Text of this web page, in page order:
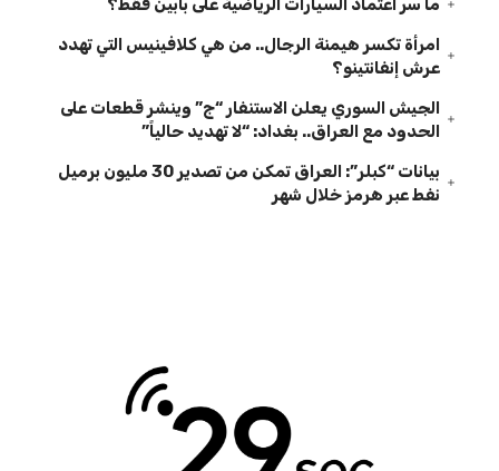
ما سر اعتماد السيارات الرياضية على بابين فقط؟
امرأة تكسر هيمنة الرجال.. من هي كلافينيس التي تهدد
عرش إنفانتينو؟
الجيش السوري يعلن الاستنفار “ج” وينشر قطعات على
الحدود مع العراق.. بغداد: “لا تهديد حالياً”
بيانات “كبلر”: العراق تمكن من تصدير 30 مليون برميل
نفط عبر هرمز خلال شهر